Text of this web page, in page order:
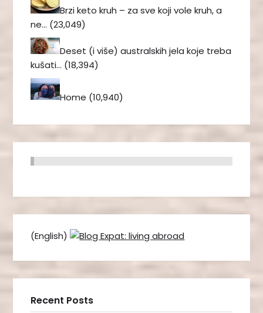
Brzi keto kruh – za sve koji vole kruh, a
ne… (23,049)
Deset (i više) australskih jela koje treba
kušati… (18,394)
Home (10,940)
(English)
Recent Posts